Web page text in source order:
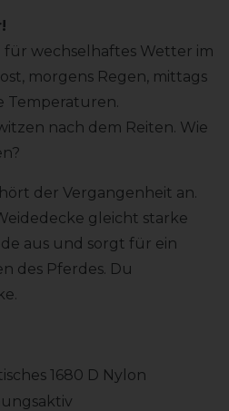
für wechselhaftes Wetter im
morgens Regen, mittags
Temperaturen.
nach dem Reiten. Wie
der Vergangenheit an.
gleicht starke
aus und sorgt für ein
des Pferdes. Du
1680 D Nylon